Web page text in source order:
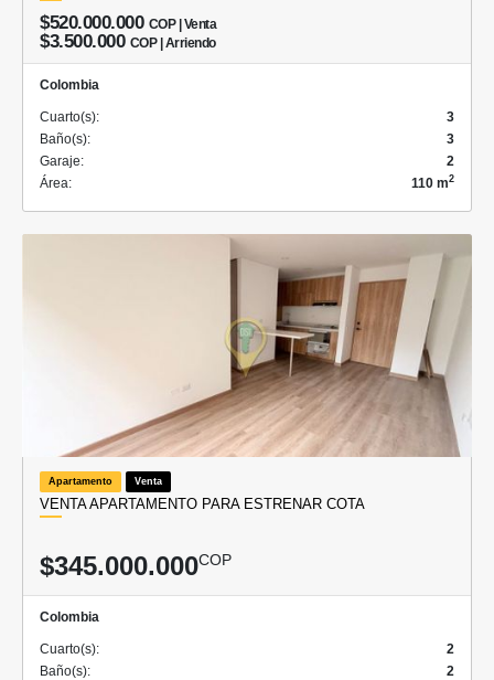
$520.000.000 COP | Venta
$3.500.000 COP | Arriendo
Colombia
Cuarto(s):
3
Baño(s):
3
Garaje:
2
Área:
110 m2
Apartamento Venta
VENTA APARTAMENTO PARA ESTRENAR COTA
$345.000.000COP
Colombia
Cuarto(s):
2
Baño(s):
2